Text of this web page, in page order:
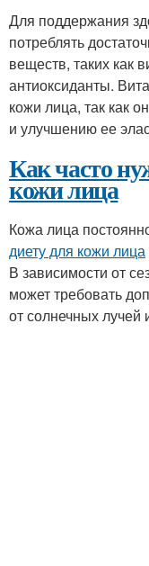
Для поддержания
потреблять
веществ, таких как
антиоксиданты.
кожи лица, так как
и улучшению ее
Как часто
кожи лица
Кожа лица
диету для кожи лица
В зависимости от
может требовать
от солнечных лучей